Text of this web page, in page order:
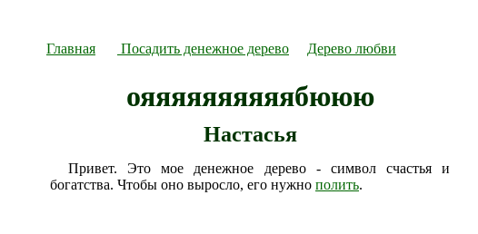
Главная Посадить денежное дерево Дерево любви
ояяяяяяяяяябююю
Настасья
Привет. Это мое денежное дерево - символ счастья и
богатства. Чтобы оно выросло, его нужно полить.